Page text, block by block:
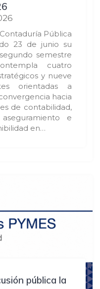
Pública
23 de junio su
semestre
cuatro
y nueve
orientadas a
hacia
de contabilidad,
e
en…
pública la